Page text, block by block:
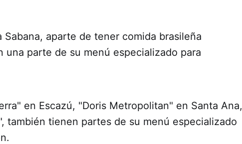
Sabana, aparte de tener comida brasileña
una parte de su menú especializado para
en Escazú, "Doris Metropolitan" en Santa Ana,
también tienen partes de su menú especializado